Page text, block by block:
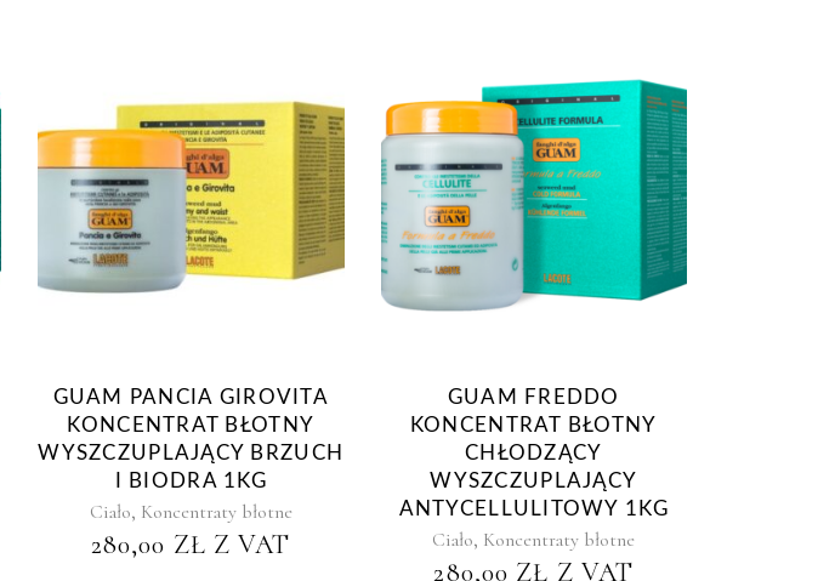
GUAM PANCIA GIROVITA
KONCENTRAT BŁOTNY
WYSZCZUPLAJĄCY BRZUCH
I BIODRA 1KG
Ciało, Koncentraty błotne
280,00 ZŁ Z VAT
GUAM FREDDO
KONCENTRAT BŁOTNY
CHŁODZĄCY
WYSZCZUPLAJĄCY
ANTYCELLULITOWY 1KG
Ciało, Koncentraty błotne
280,00 ZŁ Z VAT